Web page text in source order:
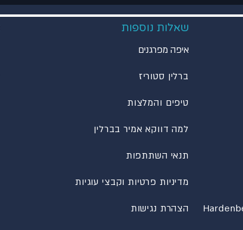
שאלות נוספות
איפה מפרגנים
ברלין סטוריז
טיפים והמלצות
למה דווקא אמיר בברלין
תנאי השתתפות
מדיניות פרטיות וקבצי עוגיות
הצהרת נגישות